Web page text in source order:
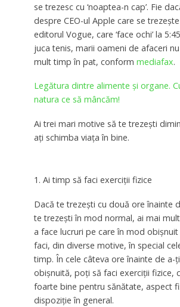
se trezesc cu ‘noaptea-n cap’. Fie
despre CEO-ul Apple care se
editorul Vogue, care ‘face ochi’ la
juca tenis, marii oameni de afaceri
mult timp în pat, conform mediafax.
Legătura dintre alimente și organe.
natura ce să mâncăm!
Ai trei mari motive să te trezeşti
aţi schimba viaţa în bine.
1. Ai timp să faci exerciţii fizice
Dacă te trezeşti cu două ore înainte
te trezeşti în mod normal, ai mai
a face lucruri pe care în mod obişnuit
faci, din diverse motive, în special
timp. În cele câteva ore înainte de a-
obişnuită, poţi să faci exerciţii fizice,
foarte bine pentru sănătate, aspect
dispoziţie în general.